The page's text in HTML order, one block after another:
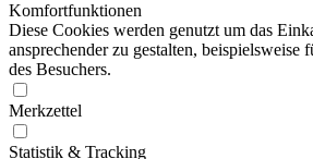
Komfortfunktionen
Diese Cookies werden genutzt um das
ansprechender zu gestalten, beispielsweise
des Besuchers.
Merkzettel
Statistik & Tracking